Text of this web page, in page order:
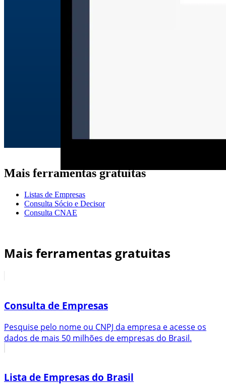
Mais ferramentas gratuitas
Listas de Empresas
Consulta Sócio e Decisor
Consulta CNAE
Mais ferramentas gratuitas
Consulta de Empresas
Pesquise pelo nome ou CNPJ da empresa e acesse os
dados de mais 50 milhões de empresas do Brasil.
Lista de Empresas do Brasil